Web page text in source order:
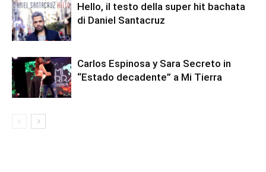
Hello, il testo della super hit bachata
di Daniel Santacruz
Carlos Espinosa y Sara Secreto in
“Estado decadente” a Mi Tierra